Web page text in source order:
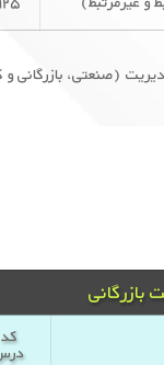
(صنعتی،
بازرگانی
کد